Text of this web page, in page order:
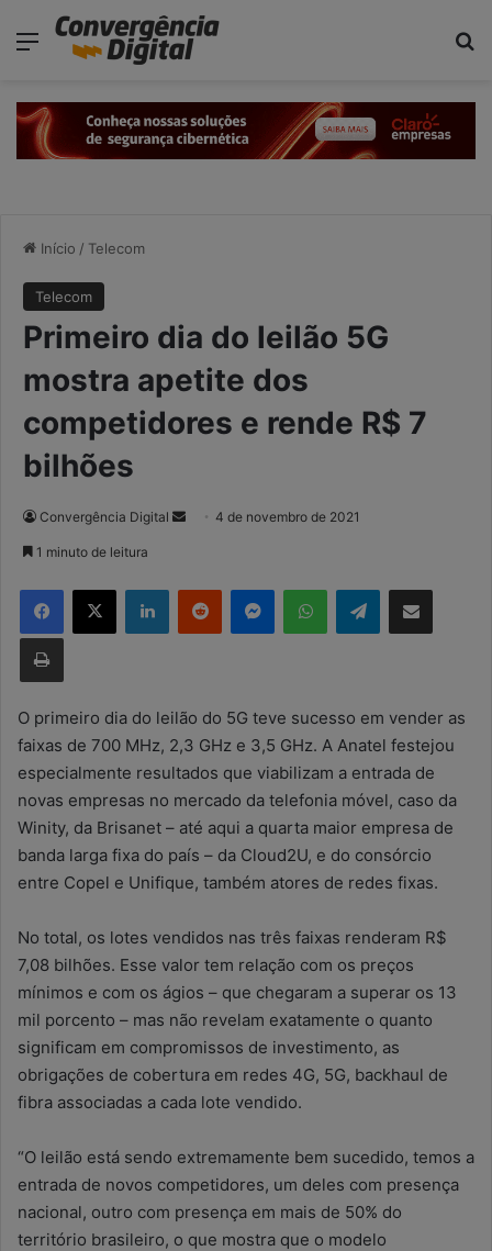
Menu
Início / Telecom
Telecom
Primeiro dia do leilão 5G
mostra apetite dos
competidores e rende R$ 7
bilhões
Convergência Digital
d
-
m
a
i
l
4 de novembro de 2021
1 minuto de leitura
Telegram
O primeiro dia do leilão do 5G teve sucesso em vender as
faixas de 700 MHz, 2,3 GHz e 3,5 GHz. A Anatel festejou
especialmente resultados que viabilizam a entrada de
novas empresas no mercado da telefonia móvel, caso da
Winity, da Brisanet – até aqui a quarta maior empresa de
banda larga fixa do país – da Cloud2U, e do consórcio
entre Copel e Unifique, também atores de redes fixas.
No total, os lotes vendidos nas três faixas renderam R$
7,08 bilhões. Esse valor tem relação com os preços
mínimos e com os ágios – que chegaram a superar os 13
mil porcento – mas não revelam exatamente o quanto
significam em compromissos de investimento, as
obrigações de cobertura em redes 4G, 5G, backhaul de
fibra associadas a cada lote vendido.
“O leilão está sendo extremamente bem sucedido, temos a
entrada de novos competidores, um deles com presença
nacional, outro com presença em mais de 50% do
território brasileiro, o que mostra que o modelo